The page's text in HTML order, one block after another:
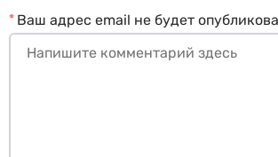
Ваш адрес email не будет
*